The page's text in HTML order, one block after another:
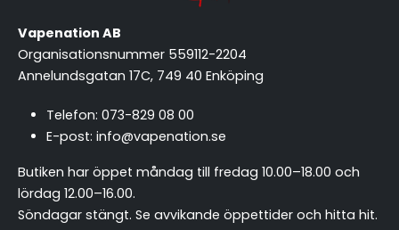
Vapenation AB
Organisationsnummer 559112-2204
Annelundsgatan 17C, 749 40 Enköping
Telefon: 073-829 08 00
E-post: info@vapenation.se
Butiken har öppet måndag till fredag 10.00–18.00 och
lördag 12.00–16.00.
Söndagar stängt. Se avvikande öppettider och hitta hit.